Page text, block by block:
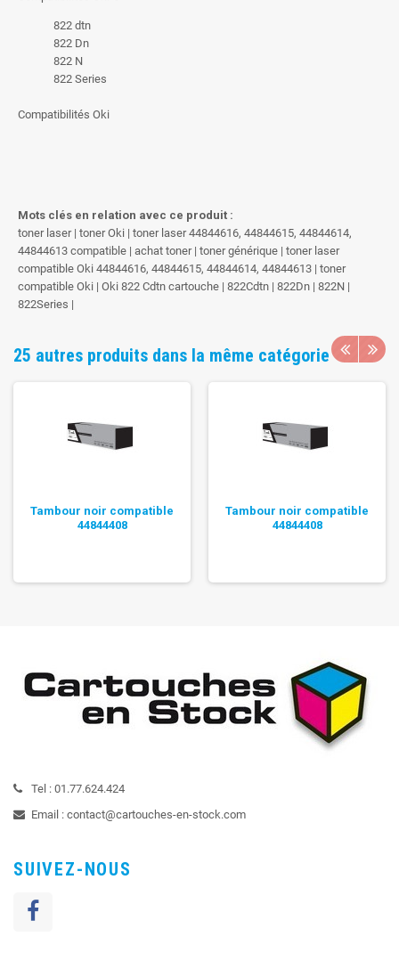
822 dtn
822 Dn
822 N
822 Series
Compatibilités Oki
Mots clés en relation avec ce produit :
toner laser | toner Oki | toner laser 44844616, 44844615, 44844614,
44844613 compatible | achat toner | toner générique | toner laser
compatible Oki 44844616, 44844615, 44844614, 44844613 | toner
compatible Oki | Oki 822 Cdtn cartouche | 822Cdtn | 822Dn | 822N |
822Series |
25 autres produits dans la même catégorie
Tambour noir compatible
44844408
Tambour noir compatible
44844408
Tel : 01.77.624.424
Email : contact@cartouches-en-stock.com
SUIVEZ-NOUS